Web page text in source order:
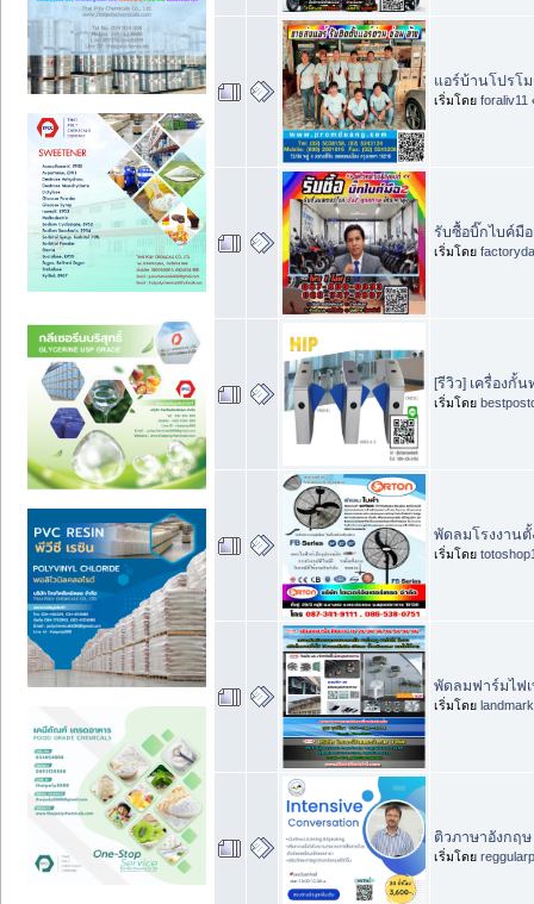
แอร์บ้านโปรโ
เริ่มโดย foraliv11
รับซื้อบิ๊กไบค์มื
เริ่มโดย
[รีวิว] เครื่องกั้
เริ่มโดย
พัดลมโรงงานตั้
เริ่มโดย
พัดลมฟาร์มไฟ
เริ่มโดย
ติวภาษาอังกฤษ
เริ่มโดย